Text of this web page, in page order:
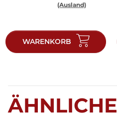
(Ausland)
WARENKORB
ÄHNLICHE